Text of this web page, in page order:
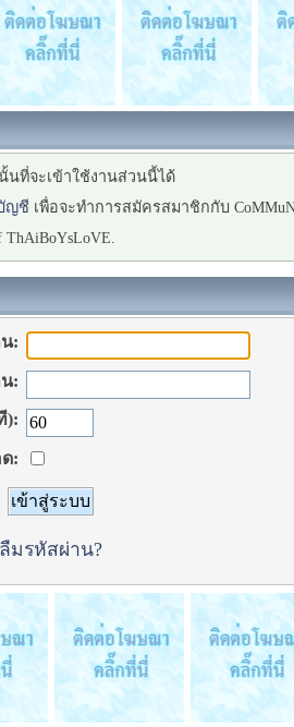
นที่จะเข้าใช้งานส่วนนี้ได้
ญชี เพื่อจะทำการสมัครสมาชิกกับ
ThAiBoYsLoVE.
:
:
):
:
ลืมรหัสผ่าน?